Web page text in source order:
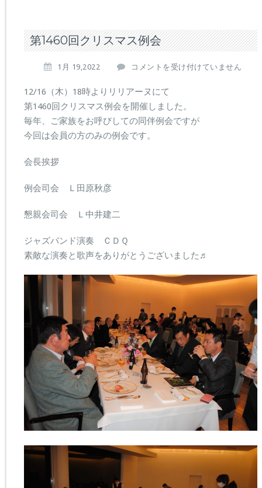
第1460回クリスマス例会
1月 19,2022
第
4
6
0
回
ク
コメントを受け付けていません
12/16（木）18時よりリリアーヌにて
第1460回クリスマス例会を開催しました。
毎年、ご家族をお呼びしての同伴例会ですが
今回は会員の方のみの例会です。
会長挨拶
例会司会 Ｌ田原秋彦
懇親会司会 Ｌ中井建二
ジャズバンド演奏 ＣＤＱ
素敵な演奏と歌声をありがとうございました♬